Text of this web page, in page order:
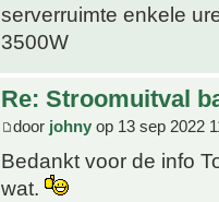
serverruimte enkele
3500W
Re: Stroomuitval
door johny op 13 sep 2022
Bedankt voor de info
wat.